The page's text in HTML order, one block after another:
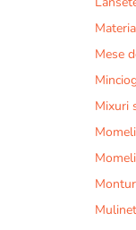
Mese
Mixuri